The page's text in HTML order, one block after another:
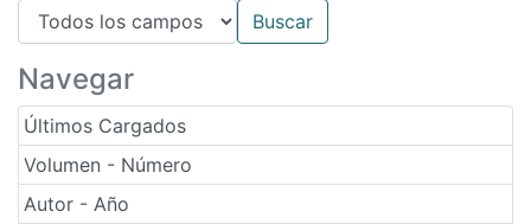
Navegar
Últimos Cargados
Volumen - Número
Autor - Año